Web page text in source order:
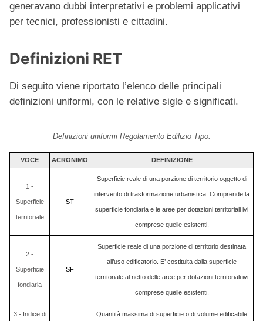
generavano dubbi interpretativi e problemi applicativi
per tecnici, professionisti e cittadini.
Definizioni RET
Di seguito viene riportato l’elenco delle principali
definizioni uniformi, con le relative sigle e significati.
Definizioni uniformi Regolamento Edilizio Tipo.
VOCE ACRONIMO DEFINIZIONE
1 -
Superficie
territoriale
ST
Superficie reale di una porzione di territorio oggetto di
intervento di trasformazione urbanistica. Comprende la
superficie fondiaria e le aree per dotazioni territoriali ivi
comprese quelle esistenti.
2 -
Superficie
fondiaria
SF
Superficie reale di una porzione di territorio destinata
all’uso edificatorio. E’ costituita dalla superficie
territoriale al netto delle aree per dotazioni territoriali ivi
comprese quelle esistenti.
3 - Indice di Quantità massima di superficie o di volume edificabile